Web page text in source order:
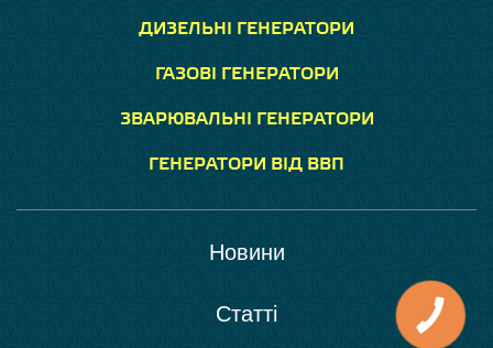
ДИЗЕЛЬНІ ГЕНЕРАТОРИ
ГАЗОВІ ГЕНЕРАТОРИ
ЗВАРЮВАЛЬНІ ГЕНЕРАТОРИ
ГЕНЕРАТОРИ ВІД ВВП
Новини
Статті